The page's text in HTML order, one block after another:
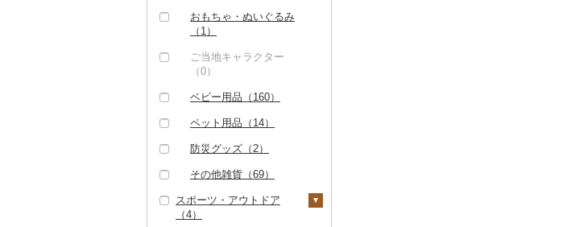
おもちゃ・ぬいぐるみ
（1）
ご当地キャラクター
（0）
ベビー用品（160）
ペット用品（14）
防災グッズ（2）
その他雑貨（69）
スポーツ・アウトドア
（4）